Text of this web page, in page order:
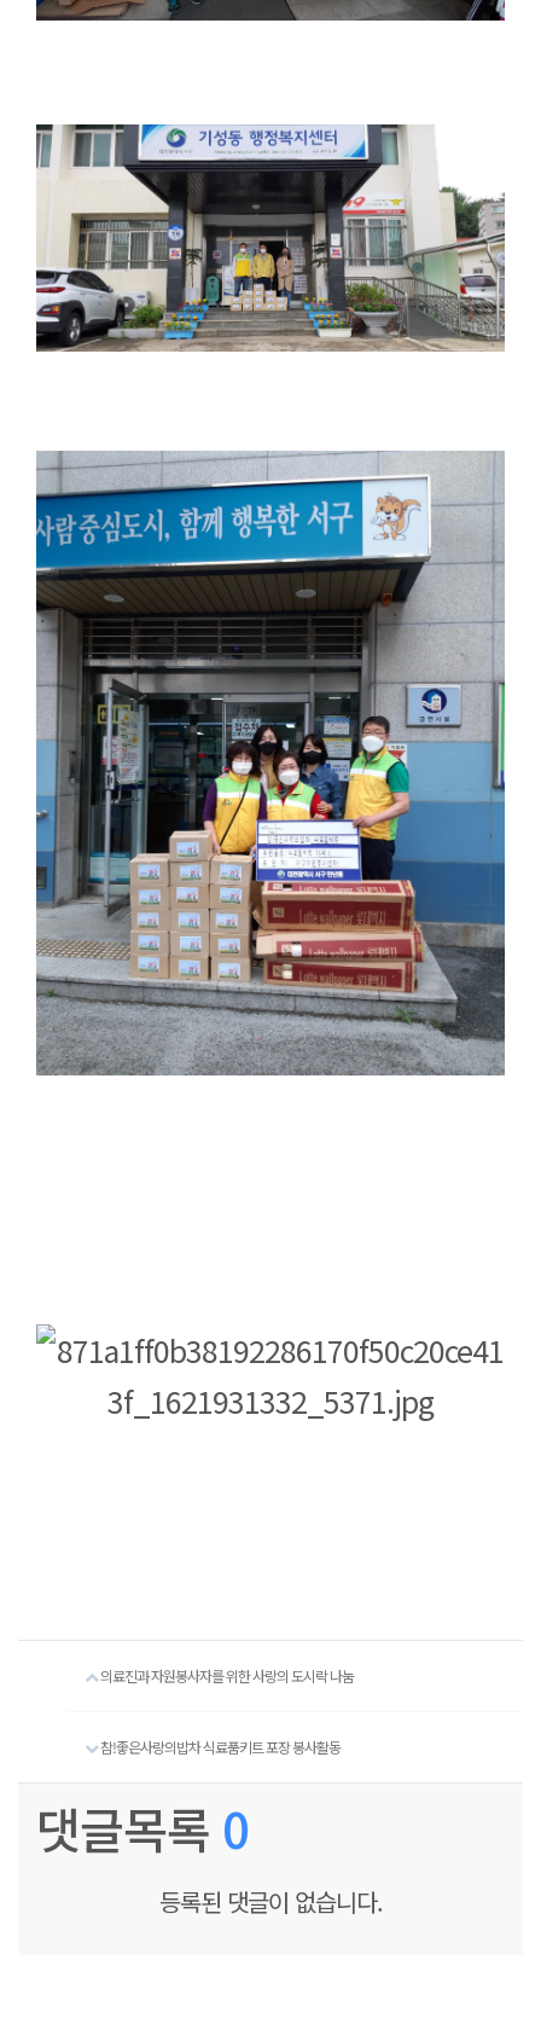
의료진과 자원봉사자를 위한 사랑의 도시락 나눔
참!좋은사랑의밥차 식료품키트 포장 봉사활동
댓글목록 0
등록된 댓글이 없습니다.